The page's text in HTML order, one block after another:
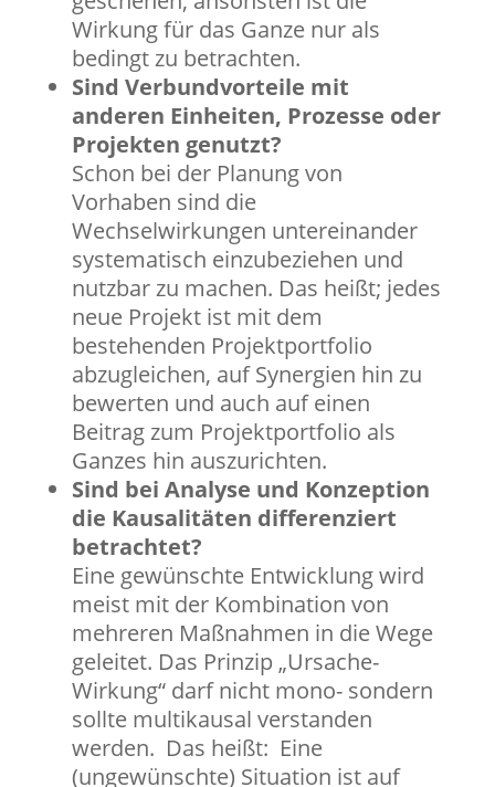
Wirkung für das Ganze nur als
bedingt zu betrachten.
Sind Verbundvorteile mit
anderen Einheiten, Prozesse oder
Projekten genutzt?
Schon bei der Planung von
Vorhaben sind die
Wechselwirkungen untereinander
systematisch einzubeziehen und
nutzbar zu machen. Das heißt; jedes
neue Projekt ist mit dem
bestehenden Projektportfolio
abzugleichen, auf Synergien hin zu
bewerten und auch auf einen
Beitrag zum Projektportfolio als
Ganzes hin auszurichten.
Sind bei Analyse und Konzeption
die Kausalitäten differenziert
betrachtet?
Eine gewünschte Entwicklung wird
meist mit der Kombination von
mehreren Maßnahmen in die Wege
geleitet. Das Prinzip „Ursache-
Wirkung“ darf nicht mono- sondern
sollte multikausal verstanden
werden. Das heißt: Eine
(ungewünschte) Situation ist auf